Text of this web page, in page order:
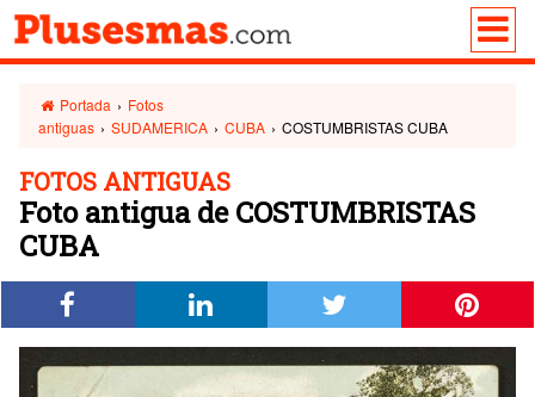
Portada › Fotos
antiguas › SUDAMERICA › CUBA › COSTUMBRISTAS CUBA
FOTOS ANTIGUAS
Foto antigua de COSTUMBRISTAS
CUBA